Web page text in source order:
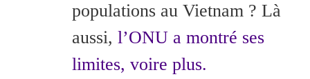
populations au Vietnam ? Là
aussi, l’ONU a montré ses
limites, voire plus.